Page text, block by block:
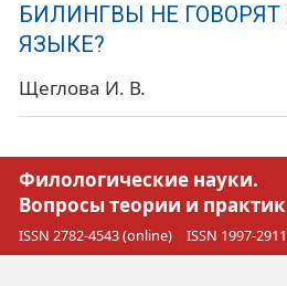
БИЛИНГВЫ НЕ
ЯЗЫКЕ?
Щеглова И. В.
Филологические науки.
Вопросы теории и
ISSN 2782-4543 (online) ISSN 1997-